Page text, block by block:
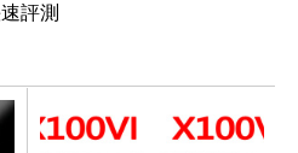
評測